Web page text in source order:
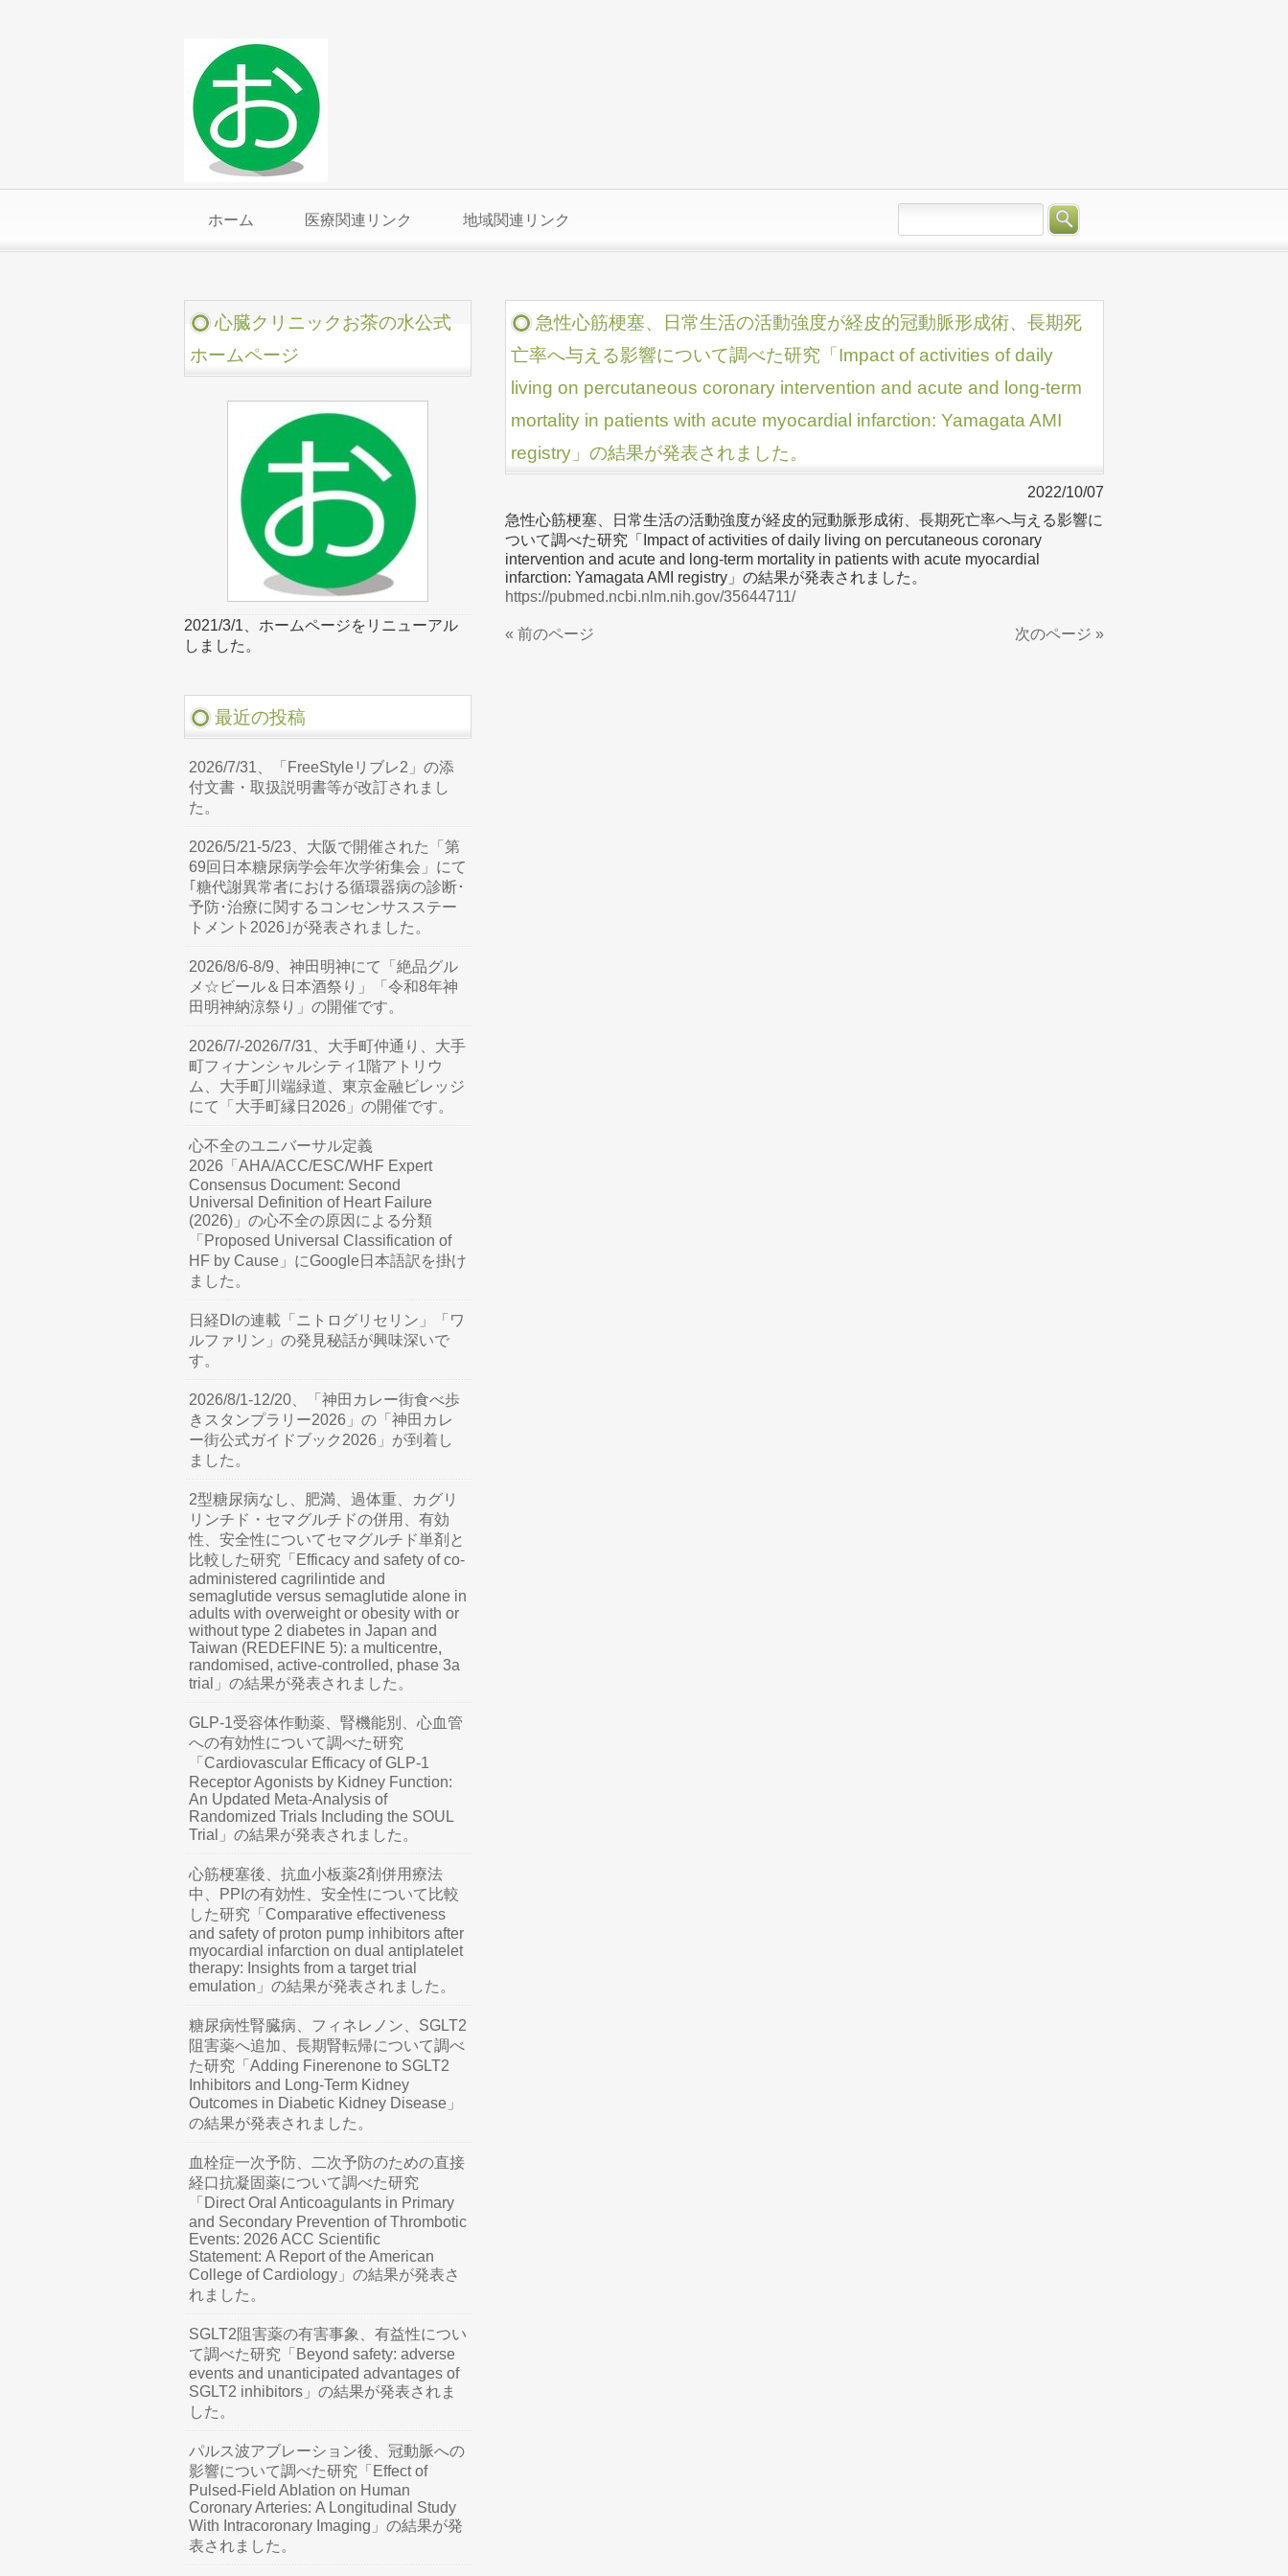
ホーム 医療関連リンク 地域関連リンク
急性心筋梗塞、日常生活の活動強度が経皮的冠動脈形成術、長期死
亡率へ与える影響について調べた研究「Impact of activities of daily
living on percutaneous coronary intervention and acute and long-term
mortality in patients with acute myocardial infarction: Yamagata AMI
registry」の結果が発表されました。
2022/10/07
急性心筋梗塞、日常生活の活動強度が経皮的冠動脈形成術、長期死亡率へ与える影響に
ついて調べた研究「Impact of activities of daily living on percutaneous coronary
intervention and acute and long-term mortality in patients with acute myocardial
infarction: Yamagata AMI registry」の結果が発表されました。
https://pubmed.ncbi.nlm.nih.gov/35644711/
« 前のページ 次のページ »
心臓クリニックお茶の水公式
ホームページ
2021/3/1、ホームページをリニューアル
しました。
最近の投稿
2026/7/31、「FreeStyleリブレ2」の添
付文書・取扱説明書等が改訂されまし
た。
2026/5/21-5/23、大阪で開催された「第
69回日本糖尿病学会年次学術集会」にて
｢糖代謝異常者における循環器病の診断･
予防･治療に関するコンセンサスステー
トメント2026｣が発表されました。
2026/8/6-8/9、神田明神にて「絶品グル
メ☆ビール＆日本酒祭り」「令和8年神
田明神納涼祭り」の開催です。
2026/7/-2026/7/31、大手町仲通り、大手
町フィナンシャルシティ1階アトリウ
ム、大手町川端緑道、東京金融ビレッジ
にて「大手町縁日2026」の開催です。
心不全のユニバーサル定義
2026「AHA/ACC/ESC/WHF Expert
Consensus Document: Second
Universal Definition of Heart Failure
(2026)」の心不全の原因による分類
「Proposed Universal Classification of
HF by Cause」にGoogle日本語訳を掛け
ました。
日経DIの連載「ニトログリセリン」「ワ
ルファリン」の発見秘話が興味深いで
す。
2026/8/1-12/20、「神田カレー街食べ歩
きスタンプラリー2026」の「神田カレ
ー街公式ガイドブック2026」が到着し
ました。
2型糖尿病なし、肥満、過体重、カグリ
リンチド・セマグルチドの併用、有効
性、安全性についてセマグルチド単剤と
比較した研究「Efficacy and safety of co-
administered cagrilintide and
semaglutide versus semaglutide alone in
adults with overweight or obesity with or
without type 2 diabetes in Japan and
Taiwan (REDEFINE 5): a multicentre,
randomised, active-controlled, phase 3a
trial」の結果が発表されました。
GLP-1受容体作動薬、腎機能別、心血管
への有効性について調べた研究
「Cardiovascular Efficacy of GLP-1
Receptor Agonists by Kidney Function:
An Updated Meta-Analysis of
Randomized Trials Including the SOUL
Trial」の結果が発表されました。
心筋梗塞後、抗血小板薬2剤併用療法
中、PPIの有効性、安全性について比較
した研究「Comparative effectiveness
and safety of proton pump inhibitors after
myocardial infarction on dual antiplatelet
therapy: Insights from a target trial
emulation」の結果が発表されました。
糖尿病性腎臓病、フィネレノン、SGLT2
阻害薬へ追加、長期腎転帰について調べ
た研究「Adding Finerenone to SGLT2
Inhibitors and Long-Term Kidney
Outcomes in Diabetic Kidney Disease」
の結果が発表されました。
血栓症一次予防、二次予防のための直接
経口抗凝固薬について調べた研究
「Direct Oral Anticoagulants in Primary
and Secondary Prevention of Thrombotic
Events: 2026 ACC Scientific
Statement: A Report of the American
College of Cardiology」の結果が発表さ
れました。
SGLT2阻害薬の有害事象、有益性につい
て調べた研究「Beyond safety: adverse
events and unanticipated advantages of
SGLT2 inhibitors」の結果が発表されま
した。
パルス波アブレーション後、冠動脈への
影響について調べた研究「Effect of
Pulsed-Field Ablation on Human
Coronary Arteries: A Longitudinal Study
With Intracoronary Imaging」の結果が発
表されました。